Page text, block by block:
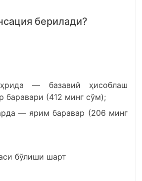
берилади?
— базавий ҳисоблаш
баравари (412 минг сўм);
— ярим баравар (206 минг
бўлиши шарт